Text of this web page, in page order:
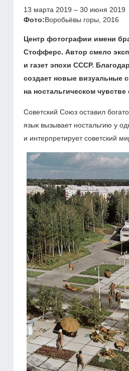
13 марта 2019 – 30 июня 2019
Фото:Воробьёвы горы, 2016
Центр фотографии имени
Стофферс. Автор смело
и газет эпохи СССР.
создает новые визуальные
на ностальгическом
Советский Союз оставил
язык вызывает ностальгию у
и интерпретирует советский